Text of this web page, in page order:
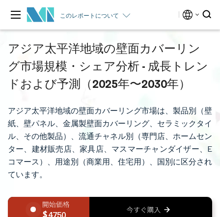
このレポートについて
アジア太平洋地域の壁面カバーリン
グ市場規模・シェア分析 - 成長トレン
ドおよび予測（2025年〜2030年）
アジア太平洋地域の壁面カバーリング市場は、製品別（壁
紙、壁パネル、金属製壁面カバーリング、セラミックタイ
ル、その他製品）、流通チャネル別（専門店、ホームセン
ター、建材販売店、家具店、マスマーチャンダイザー、E
コマース）、用途別（商業用、住宅用）、国別に区分され
ています。